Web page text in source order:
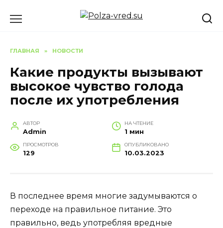
ГЛАВНАЯ » НОВОСТИ
Какие продукты вызывают
высокое чувство голода
после их употребления
АВТОР
Admin
НА ЧТЕНИЕ
1 мин
ПРОСМОТРОВ
129
ОПУБЛИКОВАНО
10.03.2023
В последнее время многие задумываются о
переходе на правильное питание. Это
правильно, ведь употребляя вредные